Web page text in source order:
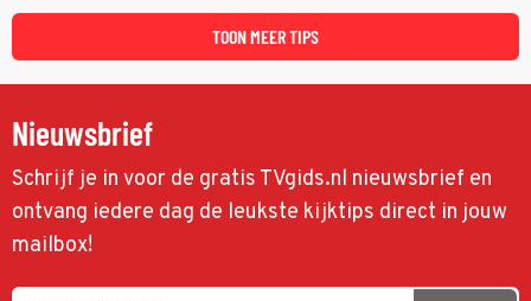
twee andere potentiële slachtoffers.
TOON MEER TIPS
Nieuwsbrief
Schrijf je in voor de gratis TVgids.nl nieuwsbrief en
ontvang iedere dag de leukste kijktips direct in jouw
mailbox!